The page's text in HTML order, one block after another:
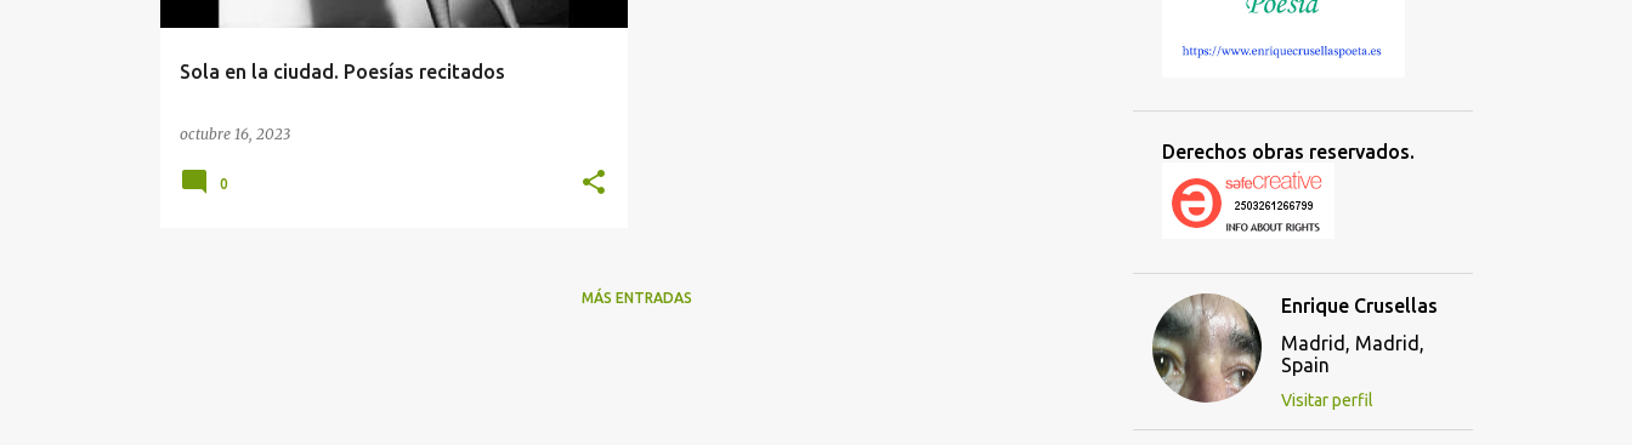
Sola en la ciudad. Poesías recitados
octubre 16, 2023
0
MÁS ENTRADAS
Derechos obras reservados.
Enrique Crusellas
Madrid, Madrid,
Spain
Visitar perfil